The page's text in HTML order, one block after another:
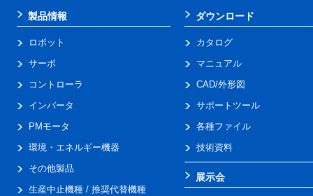
製品情報
ロボット
サーボ
コントローラ
インバータ
PMモータ
環境・エネルギー機器
その他製品
生産中止機種 / 推奨代替機種
ダウンロード
カタログ
マニュアル
CAD/外形図
サポートツール
各種ファイル
技術資料
展示会